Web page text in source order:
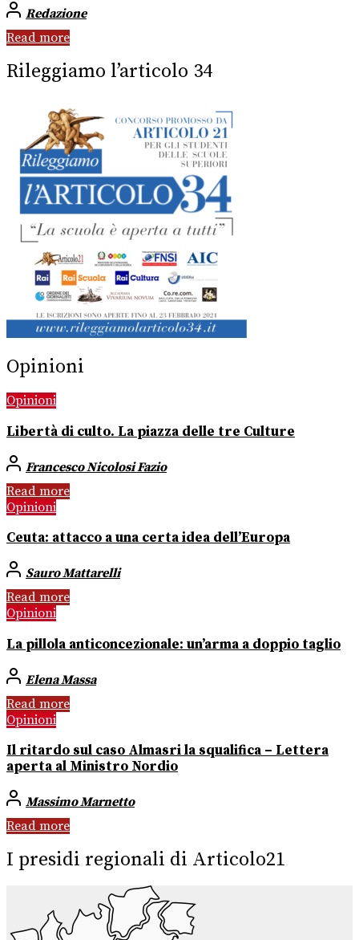
Redazione
Read more
Rileggiamo l’articolo 34
Opinioni
Opinioni
Libertà di culto. La piazza delle tre Culture
Francesco Nicolosi Fazio
Read more
Opinioni
Ceuta: attacco a una certa idea dell’Europa
Sauro Mattarelli
Read more
Opinioni
La pillola anticoncezionale: un’arma a doppio taglio
Elena Massa
Read more
Opinioni
Il ritardo sul caso Almasri la squalifica – Lettera
aperta al Ministro Nordio
Massimo Marnetto
Read more
I presidi regionali di Articolo21